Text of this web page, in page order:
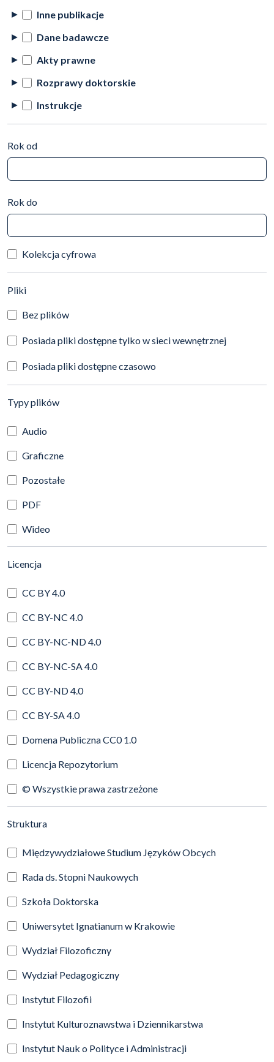
Inne publikacje
Dane badawcze
Akty prawne
Rozprawy doktorskie
Instrukcje
Rok od
Rok do
Kolekcja cyfrowa
Pliki(automatyczne przeładowanie treści)
Bez plików
Posiada pliki dostępne tylko w sieci wewnętrznej
Posiada pliki dostępne czasowo
Typy plików(automatyczne przeładowanie treści)
Audio
Graficzne
Pozostałe
PDF
Wideo
Licencja(automatyczne przeładowanie treści)
CC BY 4.0
CC BY-NC 4.0
CC BY-NC-ND 4.0
CC BY-NC-SA 4.0
CC BY-ND 4.0
CC BY-SA 4.0
Domena Publiczna CC0 1.0
Licencja Repozytorium
© Wszystkie prawa zastrzeżone
Struktura(automatyczne przeładowanie treści)
Międzywydziałowe Studium Języków Obcych
Rada ds. Stopni Naukowych
Szkoła Doktorska
Uniwersytet Ignatianum w Krakowie
Wydział Filozoficzny
Wydział Pedagogiczny
Instytut Filozofii
Instytut Kulturoznawstwa i Dziennikarstwa
Instytut Nauk o Polityce i Administracji